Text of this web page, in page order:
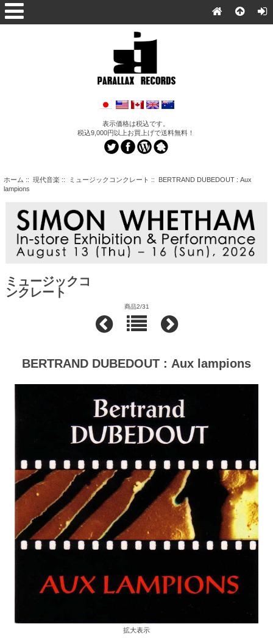
表示価格は税込です。
税込9,000円以上お買上げで送料無料！
ホーム :: 現代音楽 :: ミュージックコンクレート :: BERTRAND DUBEDOUT : Aux
lampions
ミュージックコ
ンクレート
商品2/31
BERTRAND DUBEDOUT : Aux lampions
拡大表示